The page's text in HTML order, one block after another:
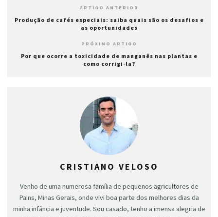
ARTIGO ANTERIOR
Produção de cafés especiais: saiba quais são os desafios e
as oportunidades
PRÓXIMO ARTIGO
Por que ocorre a toxicidade de manganês nas plantas e
como corrigi-la?
CRISTIANO VELOSO
Venho de uma numerosa família de pequenos agricultores de
Pains, Minas Gerais, onde vivi boa parte dos melhores dias da
minha infância e juventude. Sou casado, tenho a imensa alegria de